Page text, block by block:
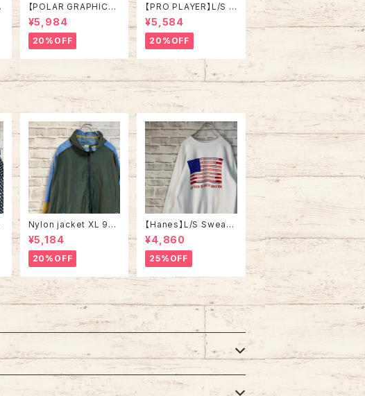
【POLAR GRAPHICS】
L/S HalfZip Sweat X
L Made in USA 90s
“ALASKA” スーベニア
ハーフジップスウェット
トレーナー アラスカ お
土産モノ vintage ヴィ
ンテージ アメリカ USA
¥5,984
20%OFF
【PRO PLAYER】L/S S
weat L相当 90s Mad
e in USA “PACKERS”
NFL チームモノ スウェ
ット トレーナー USA製
チームロゴ 1996 CHA
MPS 優勝記念 深緑 ア
メリカ USA 古着
¥5,584
20%OFF
Nylon jacket XL 90s
vintage ナイロンジャ
ケット マルチカラー 切
替 ウインドブレーカー
レトロ 古着
¥5,184
20%OFF
【Hanes】L/S Sweat
XL 90s ヘインズ スウ
ェット トレーナー 星条
旗 企業モノ vintage
ヴィンテージ アメリカ
USA 古着
¥4,860
25%OFF